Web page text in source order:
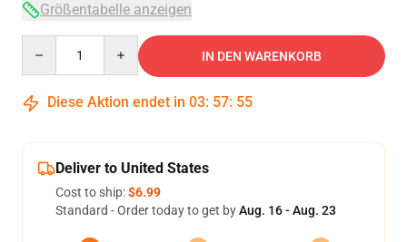
Größentabelle anzeigen
IN DEN WARENKORB
Diese Aktion endet in 03: 57: 54
Deliver to United States
Cost to ship:$6.99
Standard - Order today to get byAug. 16 - Aug. 23